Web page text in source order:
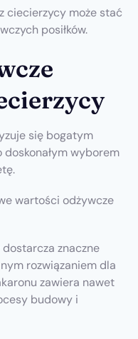
ciecierzycy może stać
posiłków.
się bogatym
doskonałym wyborem
wartości odżywcze
znaczne
rozwiązaniem dla
zawiera nawet
budowy i